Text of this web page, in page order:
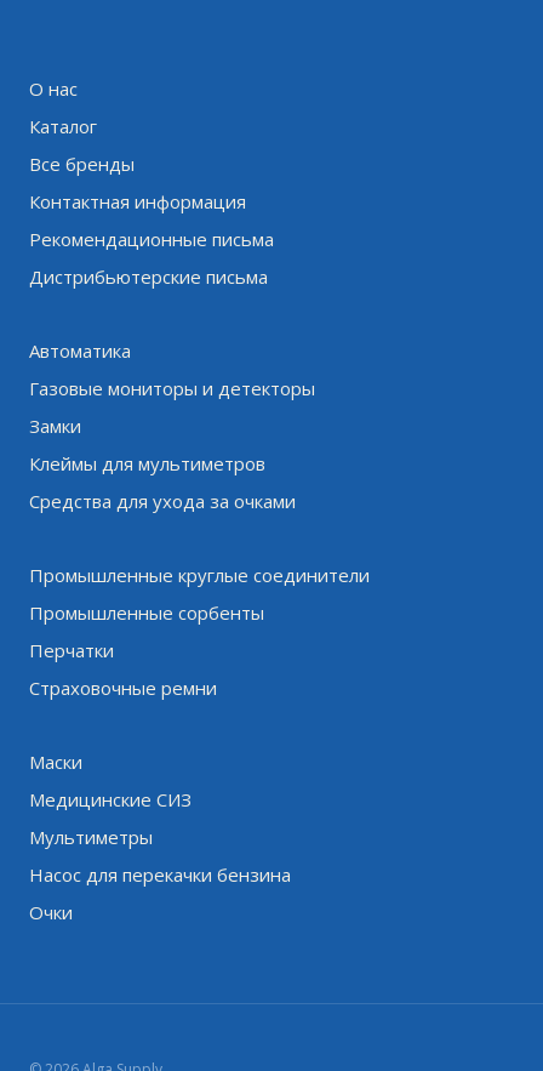
О нас
Каталог
Все бренды
Контактная информация
Рекомендационные письма
Дистрибьютерские письма
Автоматика
Газовые мониторы и детекторы
Замки
Клеймы для мультиметров
Средства для ухода за очками
Промышленные круглые соединители
Промышленные сорбенты
Перчатки
Страховочные ремни
Маски
Медицинские СИЗ
Мультиметры
Насос для перекачки бензина
Очки